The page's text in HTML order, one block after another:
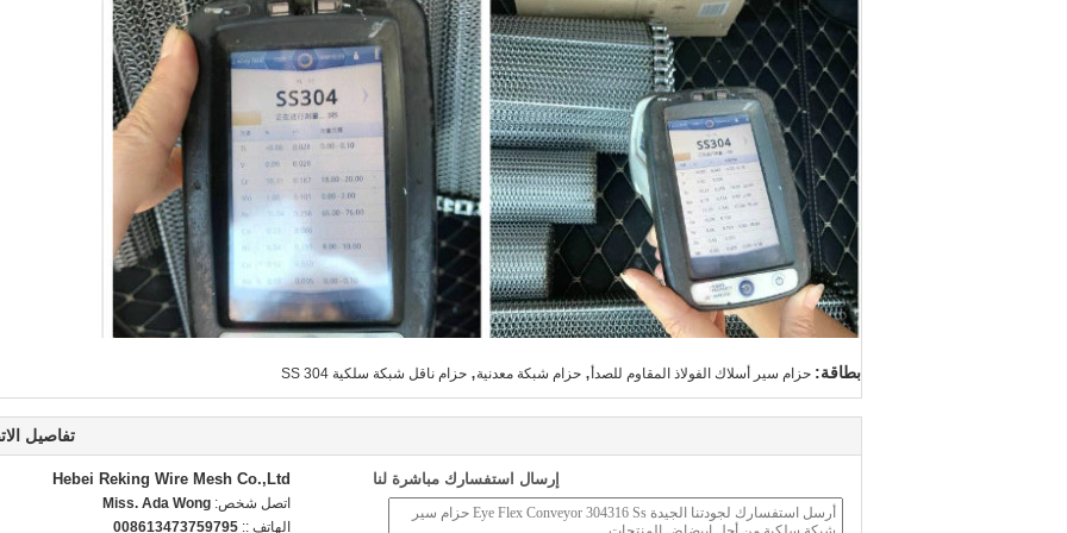
بطاقة: حزام سير أسلاك الفولاذ المقاوم للصدأ , حزام شبكة معدنية, حزام ناقل شبكة سلكية 304 SS
تفاصيل
Hebei Reking Wire Mesh Co.,Ltd
اتصل شخص: Miss. Ada Wong
الهاتف :: 008613473759795
إرسال استفسارك مباشرة لنا